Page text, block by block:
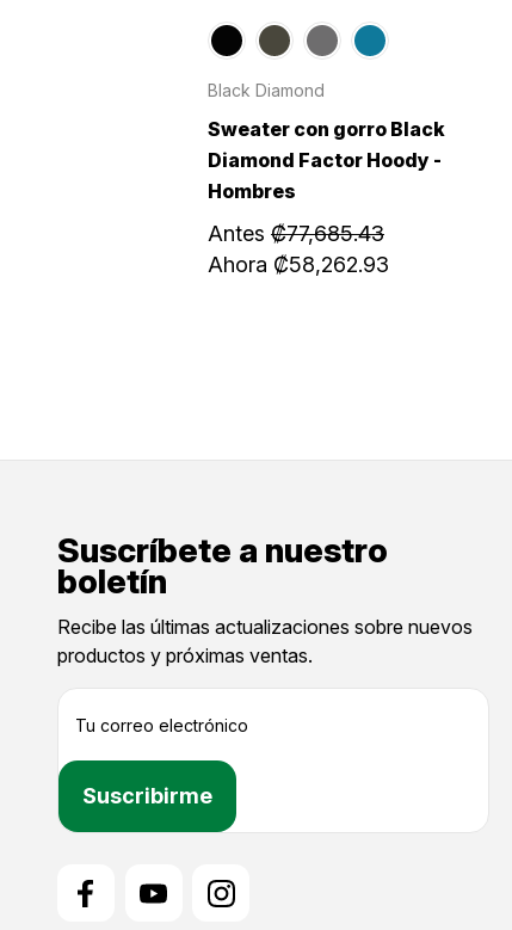
Black Diamond
Sweater con gorro Black
Diamond Factor Hoody -
Hombres
Antes ₡77,685.43
Ahora ₡58,262.93
Suscríbete a nuestro
boletín
Recibe las últimas actualizaciones sobre nuevos
productos y próximas ventas.
e
c